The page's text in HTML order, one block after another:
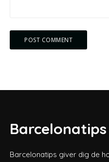
Barcelonatips
Barcelonatips giver dig de